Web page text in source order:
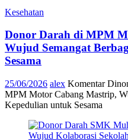
Kesehatan
Donor Darah di MPM
Wujud Semangat
Sesama
25/06/2026 alex Komentar
MPM Motor Cabang Mastrip,
Kepedulian untuk Sesama